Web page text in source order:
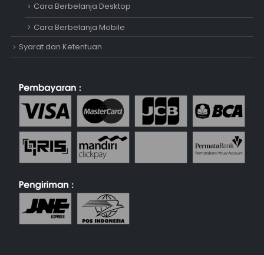
Cara Berbelanja Desktop
Cara Berbelanja Mobile
Syarat dan Ketentuan